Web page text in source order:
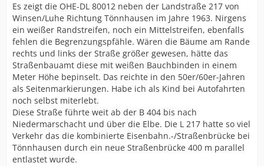
Es zeigt die OHE-DL 80012 neben der Landstraße 217 von
Winsen/Luhe Richtung Tönnhausen im Jahre 1963. Nirgens
ein weißer Randstreifen, noch ein Mittelstreifen, ebenfalls
fehlen die Begrenzungspfähle. Wären die Bäume am Rande
rechts und links der Straße größer gewesen, hätte das
Straßenbauamt diese mit weißen Bauchbinden in einem
Meter Höhe bepinselt. Das reichte in den 50er/60er-Jahren
als Seitenmarkierungen. Habe ich als Kind bei Autofahrten
noch selbst miterlebt.
Diese Straße führte weit ab der B 404 bis nach
Niedermarschacht und über die Elbe. Die L 217 hatte so viel
Verkehr das die kombinierte Eisenbahn.-/Straßenbrücke bei
Tönnhausen durch ein neue Straßenbrücke 400 m parallel
entlastet wurde.